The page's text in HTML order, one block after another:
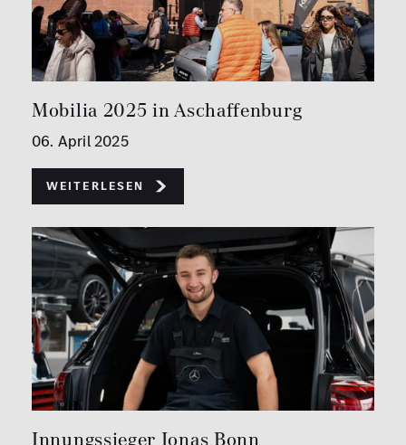
Mobilia 2025 in Aschaffenburg
06. April 2025
Weiterlesen
Innungssieger Jonas Bonn